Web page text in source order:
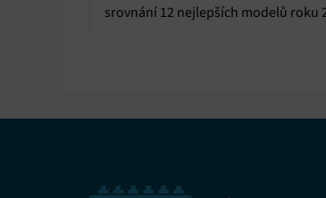
srovnání 12 nejlepších modelů roku